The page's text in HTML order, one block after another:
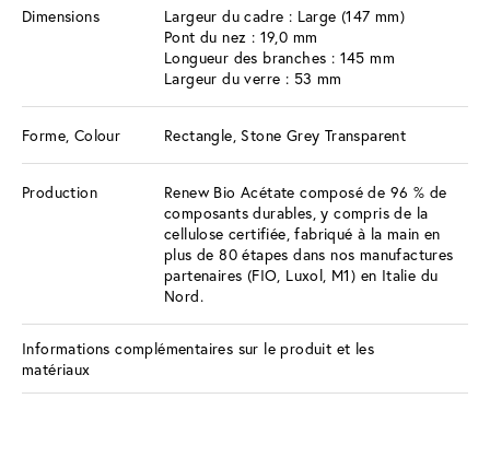
Dimensions
Largeur du cadre : Large (147 mm)
Pont du nez : 19,0 mm
Longueur des branches : 145 mm
Largeur du verre : 53 mm
Forme, Colour Rectangle, Stone Grey Transparent
Production
Renew Bio Acétate composé de 96 % de
composants durables, y compris de la
cellulose certifiée, fabriqué à la main en
plus de 80 étapes dans nos manufactures
partenaires (FIO, Luxol, M1) en Italie du
Nord.
Informations complémentaires sur le produit et les
matériaux